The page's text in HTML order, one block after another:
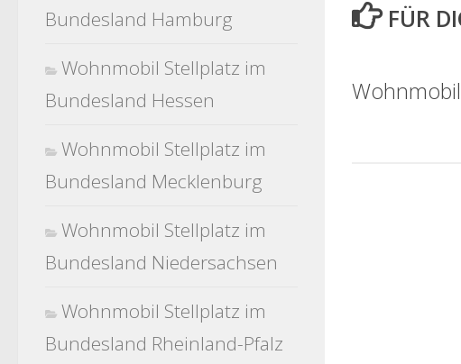
FÜR
Bundesland Hamburg
Wohnmobil Stellplatz im
Bundesland Hessen
Wohnmobil Stellplatz im
Bundesland Mecklenburg
Wohnmobil Stellplatz im
Bundesland Niedersachsen
Wohnmobil Stellplatz im
Bundesland Rheinland-Pfalz